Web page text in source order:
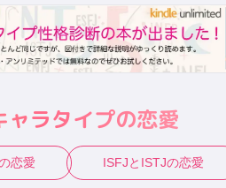
ャラタイプの恋愛
恋愛 ISFJと ISTJの恋愛